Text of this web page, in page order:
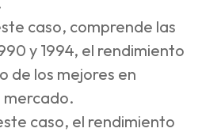
caso, comprende las
y 1994, el rendimiento
de los mejores en
mercado.
caso, el rendimiento